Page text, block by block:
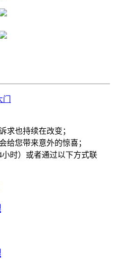
求也持续在改变；
给您带来意外的惊喜；
小时）或者通过以下方式联